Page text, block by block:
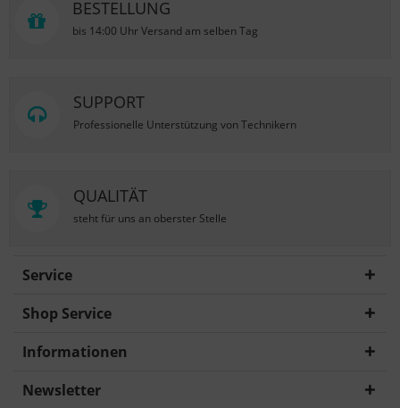
BESTELLUNG
bis 14:00 Uhr Versand am selben Tag
SUPPORT
Professionelle Unterstützung von Technikern
QUALITÄT
steht für uns an oberster Stelle
Service
Shop Service
Informationen
Newsletter